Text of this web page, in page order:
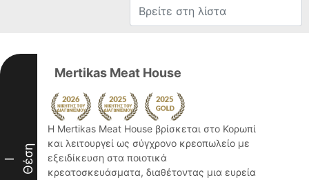
I Θέση
Mertikas Meat House
Η Mertikas Meat House βρίσκεται στο Κορωπί
και λειτουργεί ως σύγχρονο κρεοπωλείο με
εξειδίκευση στα ποιοτικά
κρεατοσκευάσματα, διαθέτοντας μια ευρεία